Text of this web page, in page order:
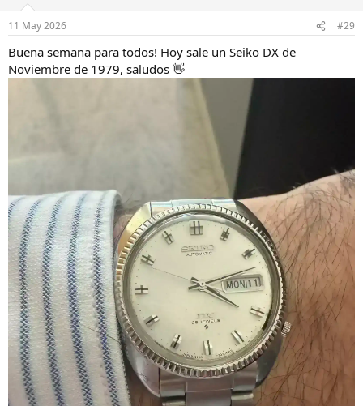
e
:
11 May 2026 #29
Buena semana para todos! Hoy sale un Seiko DX de
Noviembre de 1979, saludos 👋